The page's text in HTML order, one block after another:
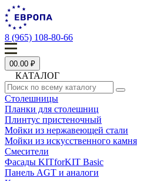
8 (965) 108-80-66
00.00 ₽
КАТАЛОГ
Столешницы
Планки для столешниц
Плинтус пристеночный
Мойки из нержавеющей стали
Мойки из искусственного камня
Смесители
Фасады KITforKIT Basic
Панель AGT и аналоги